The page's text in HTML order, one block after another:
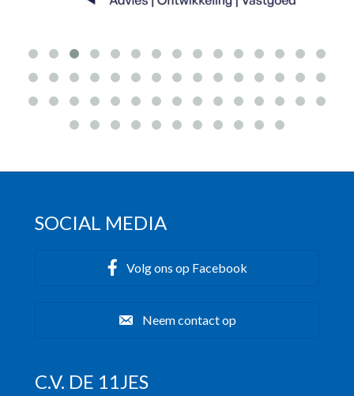
SOCIAL MEDIA
Volg ons op Facebook
Neem contact op
C.V. DE 11JES